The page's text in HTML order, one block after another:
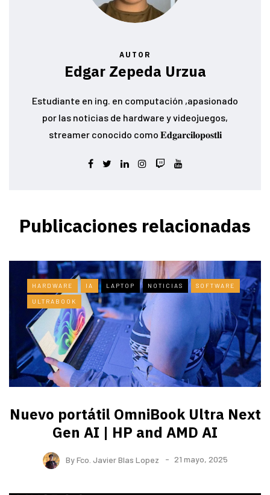
AUTOR
Edgar Zepeda Urzua
Estudiante en ing. en computación ,apasionado
por las noticias de hardware y videojuegos,
streamer conocido como 𝐄𝐝𝐠𝐚𝐫𝐜𝐢𝐥𝐨𝐩𝐨𝐬𝐭𝐥𝐢
Publicaciones relacionadas
HARDWARE IA LAPTOP NOTICIAS SOFTWARE
ULTRABOOK
Nuevo portátil OmniBook Ultra ​Next
Gen AI | HP and AMD AI
ByFco. Javier Blas Lopez 21 mayo, 2025